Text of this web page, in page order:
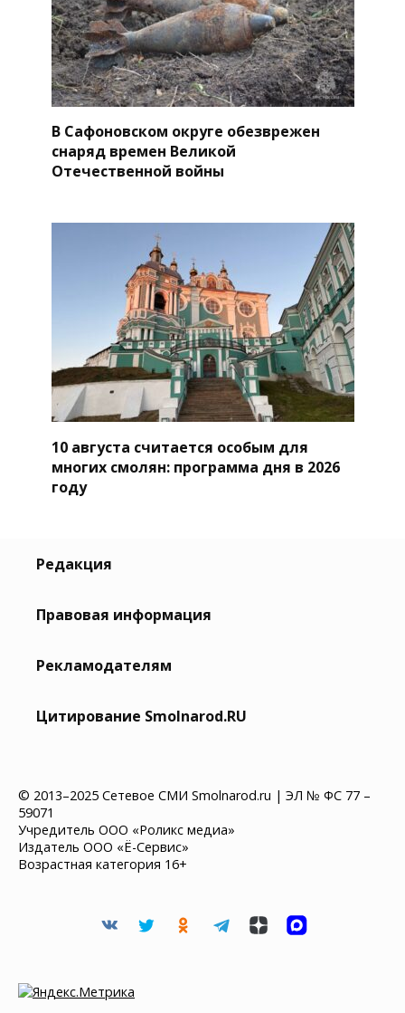
В Сафоновском округе обезврежен
снаряд времен Великой
Отечественной войны
10 августа считается особым для
многих смолян: программа дня в 2026
году
Редакция
Правовая информация
Рекламодателям
Цитирование Smolnarod.RU
© 2013–2025 Сетевое СМИ Smolnarod.ru | ЭЛ № ФС 77 –
59071
Учредитель ООО «Роликс медиа»
Издатель ООО «Ё-Сервис»
Возрастная категория 16+